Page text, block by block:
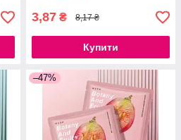
3,87 ₴ 8,17 ₴
Купити
–47%